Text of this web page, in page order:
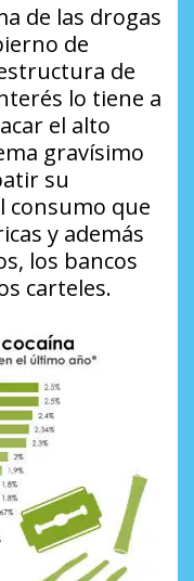
de las drogas
de
de
lo tiene a
el alto
gravísimo
su
consumo que
y además
los bancos
carteles.